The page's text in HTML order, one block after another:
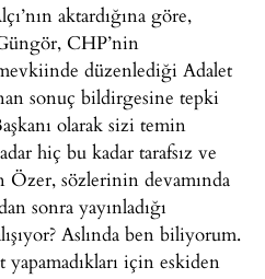
aktardığına göre,
CHP’nin
düzenlediği Adalet
sonuç bildirgesine tepki
olarak sizi temin
hiç bu kadar tarafsız ve
Özer, sözlerinin devamında
sonra yayınladığı
Aslında ben biliyorum.
yapamadıkları için eskiden